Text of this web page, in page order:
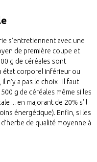
s’entretiennent avec une
de première coupe et
g de céréales sont
état corporel inférieur ou
n’y a pas le choix : il faut
g de céréales même si les
majorant de 20% s’il
énergétique). Enfin, si les
de qualité moyenne à